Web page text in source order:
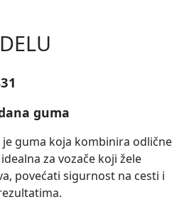
guma
je guma koja kombinira odlične
za vozače koji žele
povećati sigurnost na cesti i